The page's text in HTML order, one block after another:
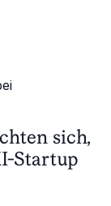
sich,
Startup